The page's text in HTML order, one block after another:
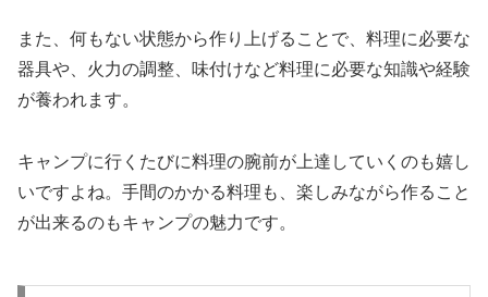
また、何もない状態から作り上げることで、料理に必要な
器具や、火力の調整、味付けなど料理に必要な知識や経験
が養われます。
キャンプに行くたびに料理の腕前が上達していくのも嬉し
いですよね。手間のかかる料理も、楽しみながら作ること
が出来るのもキャンプの魅力です。